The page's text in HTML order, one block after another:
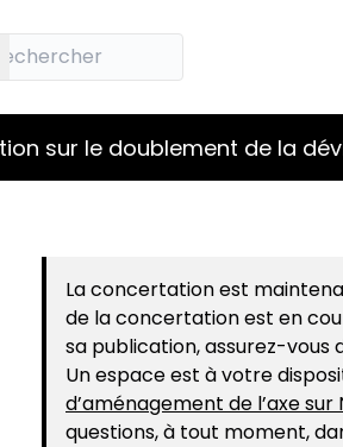
sur le doublement de la
La concertation est
de la concertation est en
sa publication, assurez-vous
Un espace est à votre
d’aménagement de l’axe
questions, à tout moment,